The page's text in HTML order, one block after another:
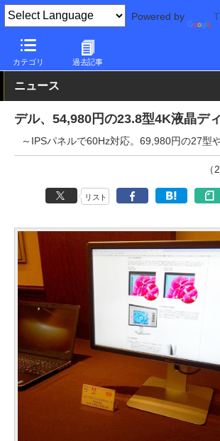
Powered by
カテゴリ 過去記事
PC Watch 半導体/周辺機器
ニュース
デル、54,980円の23.8型4K液晶デ
～IPSパネルで60Hz対応。69,980円の27型
リスト